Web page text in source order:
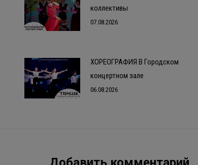
коллективы
07.08.2026
ХОРЕОГРАФИЯ В Городском
концертном зале
06.08.2026